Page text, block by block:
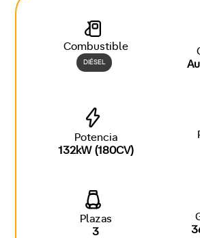
Combustible
DIÉSEL
Potencia
132kW (180CV)
Plazas
3